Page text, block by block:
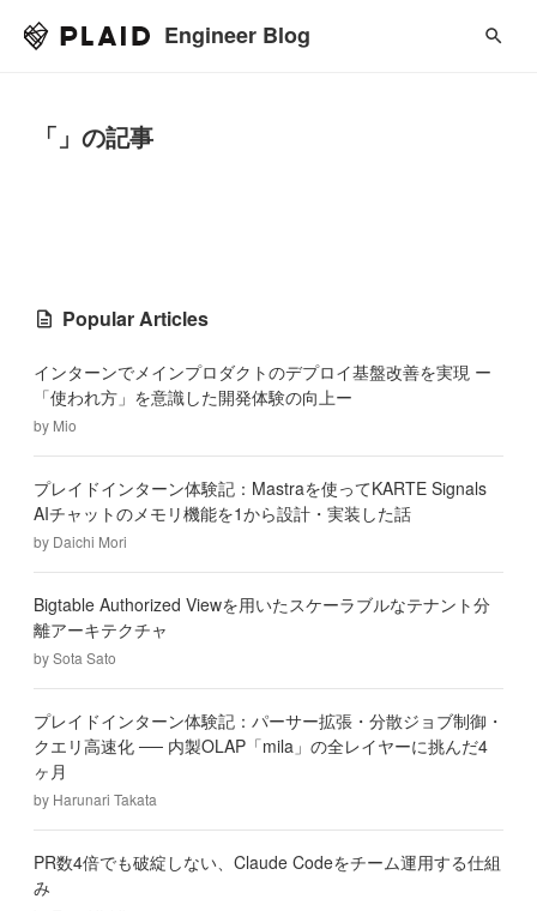
Engineer Blog
「」の記事
Popular Articles
インターンでメインプロダクトのデプロイ基盤改善を実現 ー
「使われ方」を意識した開発体験の向上ー
by Mio
プレイドインターン体験記：Mastraを使ってKARTE Signals
AIチャットのメモリ機能を1から設計・実装した話
by Daichi Mori
Bigtable Authorized Viewを用いたスケーラブルなテナント分
離アーキテクチャ
bySota Sato
プレイドインターン体験記：パーサー拡張・分散ジョブ制御・
クエリ高速化 ── 内製OLAP「mila」の全レイヤーに挑んだ4
ヶ月
by Harunari Takata
PR数4倍でも破綻しない、Claude Codeをチーム運用する仕組
み